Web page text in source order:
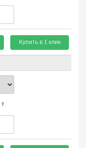
Купить в 1 клик
т